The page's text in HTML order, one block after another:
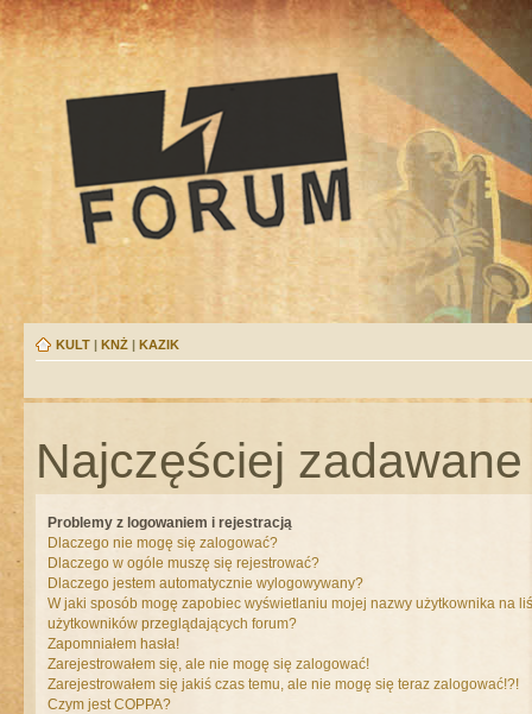
KULT | KNŻ | KAZIK
Najczęściej
Problemy z logowaniem i rejestracją
Dlaczego nie mogę się zalogować?
Dlaczego w ogóle muszę się rejestrować?
Dlaczego jestem automatycznie wylogowywany?
W jaki sposób mogę zapobiec wyświetlaniu mojej nazwy użytkownika na
użytkowników przeglądających forum?
Zapomniałem hasła!
Zarejestrowałem się, ale nie mogę się zalogować!
Zarejestrowałem się jakiś czas temu, ale nie mogę się teraz zalogować!?!
Czym jest COPPA?